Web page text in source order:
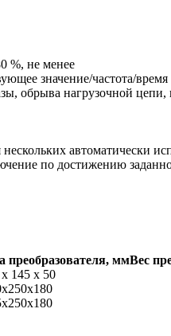
%, не менее
значение/частота/
обрыва нагрузочной цепи,
автоматически
по достижению
преобразователя, ммВес
145 х 50